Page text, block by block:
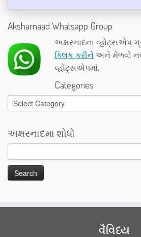
Aksharnaad Whatsapp Group
અક્ષરનાદના વ્હોટ્સએપ
ક્લિક કરીને અને મેળવો
વ્હોટ્સએપમાં.
Categories
Categories
અક્ષરનાદમા શોધો
વૈવિધ્ય